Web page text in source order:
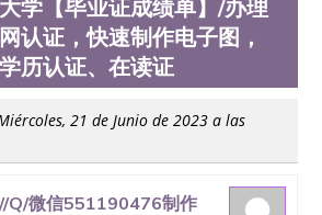
学【毕业证成绩单】/办理
认证，快速制作电子图，
历认证、在读证
21 de Junio de 2023 a las
Q/微信551190476制作